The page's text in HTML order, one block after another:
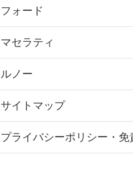
フォード
マセラティ
ルノー
サイトマップ
プライバシーポリシー・免